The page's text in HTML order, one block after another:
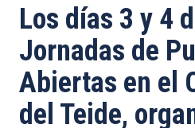
de
ayuda
a
la
Los días 3 y 4
Jornadas de
Abiertas en el
del Teide,